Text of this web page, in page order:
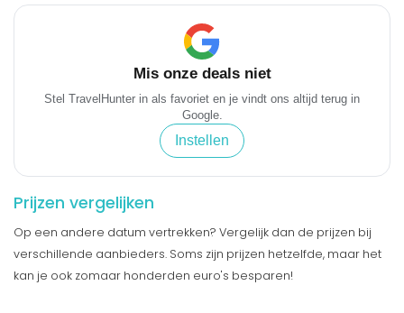
Mis onze deals niet
Stel TravelHunter in als favoriet en je vindt ons altijd terug in
Google.
Instellen
Prijzen vergelijken
Op een andere datum vertrekken? Vergelijk dan de prijzen bij
verschillende aanbieders. Soms zijn prijzen hetzelfde, maar het
kan je ook zomaar honderden euro's besparen!